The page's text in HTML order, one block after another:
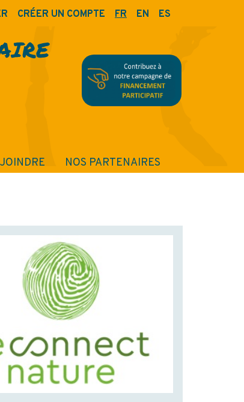
CRÉER UN COMPTE FR EN ES
NOS PARTENAIRES